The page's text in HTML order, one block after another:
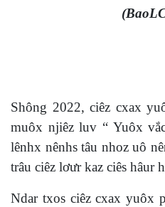
Shông 2022, ciêz cxax
muôx njiêz luv “ Yuôx
lênhx nênhs tâu nhoz uô
trâu ciêz lơưr kaz ciês hâur
Ndar txos ciêz cxax yuôx